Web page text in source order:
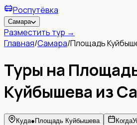
Роспутёвка
Самара
Разместить тур →
Главная/Самара/Площадь
Туры на
Куйбышева из
Куда● Площадь Куйбышева Когда